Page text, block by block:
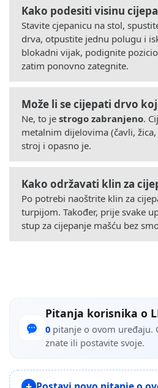
Kako podesiti visinu
Stavite cjepanicu na stol,
drva, otpustite jednu polugu i
blokadni vijak, podignite
zatim ponovno zategnite.
Može li se cijepati drvo
Ne, to je strogo zabranjeno.
metalnim dijelovima (čavli,
stroj i opasno je.
Kako održavati klin za
Po potrebi naoštrite klin za
turpijom. Također, prije svake
stup za cijepanje mašću bez
Pitanja korisnika o
0 pitanje o ovom uređaju.
znate ili postavite svoje.